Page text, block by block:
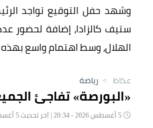
وشهد حفل التوقيع تواجد
ستيف كالزادا، إضافة لحضور
الهلال، وسط اهتمام واسع
عكاظ > رياضة
«البورصة» تفاجئ